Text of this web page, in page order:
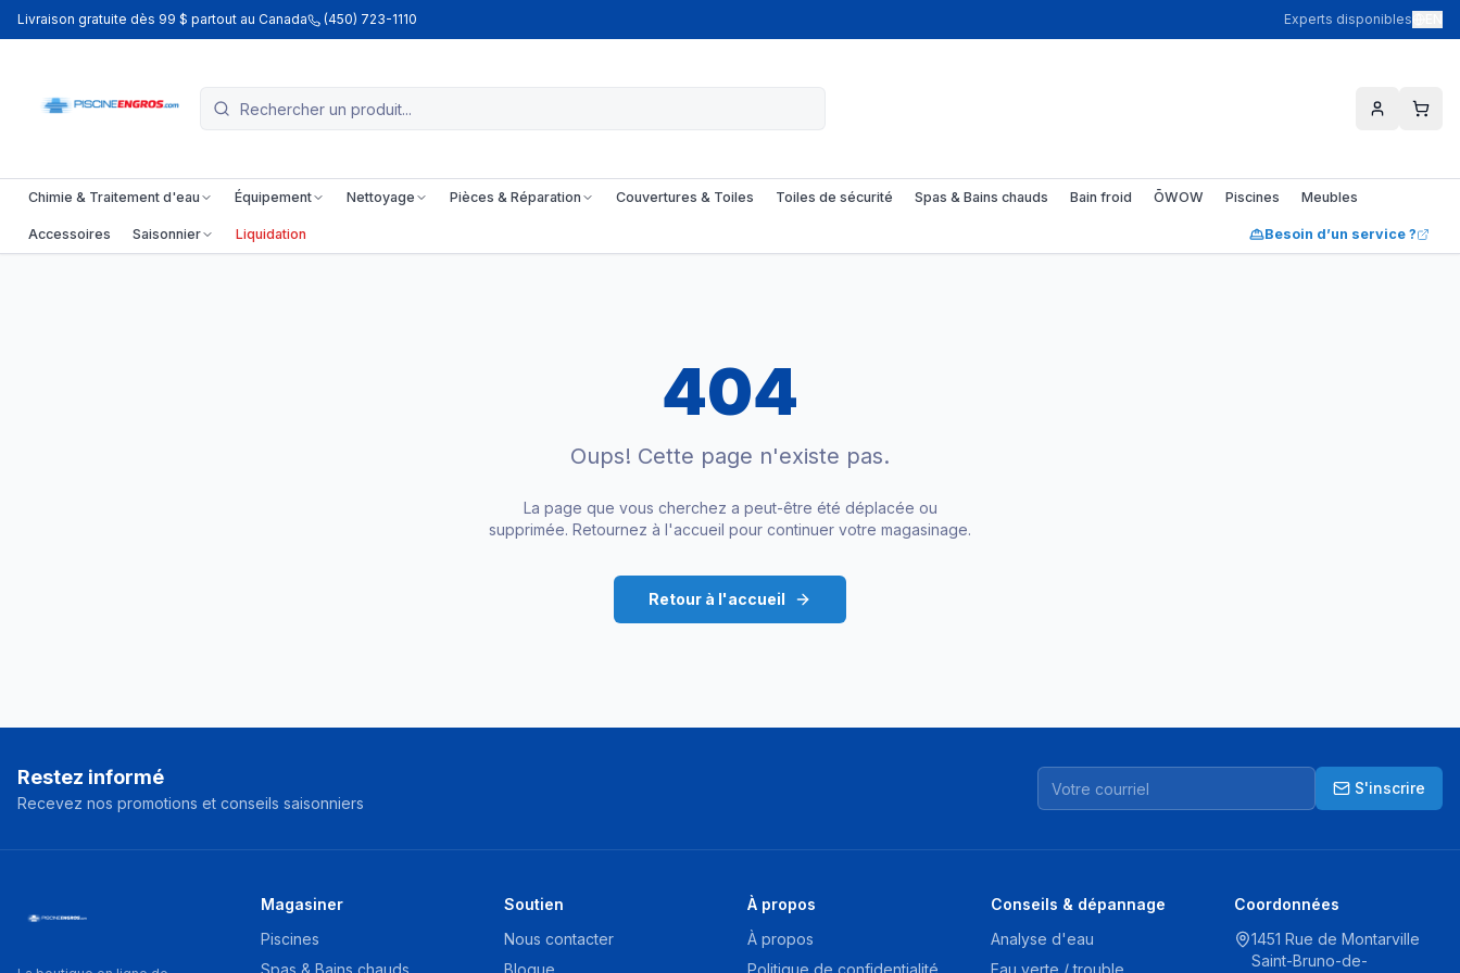
Livraison gratuite dès 99 $ partout au Canada (450) 723-1110 Experts disponibles
Chimie & Traitement d'eau Équipement Nettoyage Pièces & Réparation Couvertures & Toiles Toiles de sécurité Spas & Bains chauds Bain froid ŌWOW Piscines Meubles
Accessoires Saisonnier Liquidation Besoin d’un service ?
404
Oups! Cette page n'existe pas.
La page que vous cherchez a peut-être été déplacée ou
supprimée. Retournez à l'accueil pour continuer votre magasinage.
Retour à l'accueil
Restez informé
Recevez nos promotions et conseils saisonniers
S'inscrire
Magasiner
Piscines
Spas & Bains chauds
Soutien
Nous contacter
Blogue
À propos
À propos
Politique de confidentialité
Conseils & dépannage
Analyse d'eau
Eau verte / trouble
Coordonnées
1451 Rue de Montarville
Saint-Bruno-de-